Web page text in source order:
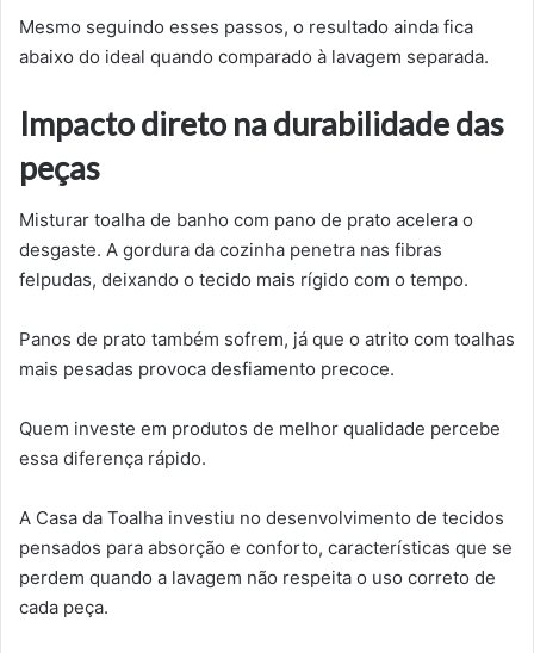
Mesmo seguindo esses passos, o resultado ainda fica
abaixo do ideal quando comparado à lavagem separada.
Impacto direto na durabilidade das
peças
Misturar toalha de banho com pano de prato acelera o
desgaste. A gordura da cozinha penetra nas fibras
felpudas, deixando o tecido mais rígido com o tempo.
Panos de prato também sofrem, já que o atrito com toalhas
mais pesadas provoca desfiamento precoce.
Quem investe em produtos de melhor qualidade percebe
essa diferença rápido.
A Casa da Toalha investiu no desenvolvimento de tecidos
pensados para absorção e conforto, características que se
perdem quando a lavagem não respeita o uso correto de
cada peça.